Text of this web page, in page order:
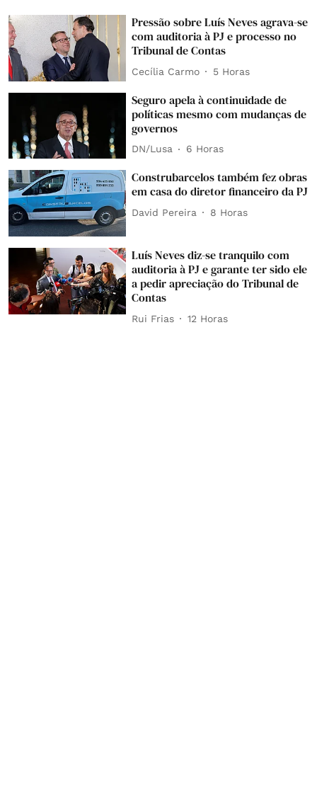
Pressão sobre Luís Neves agrava-se
com auditoria à PJ e processo no
Tribunal de Contas
Cecília Carmo 5 Horas
Seguro apela à continuidade de
políticas mesmo com mudanças de
governos
DN/Lusa 6 Horas
Construbarcelos também fez obras
em casa do diretor financeiro da PJ
David Pereira 8 Horas
Luís Neves diz-se tranquilo com
auditoria à PJ e garante ter sido ele
a pedir apreciação do Tribunal de
Contas
Rui Frias 12 Horas